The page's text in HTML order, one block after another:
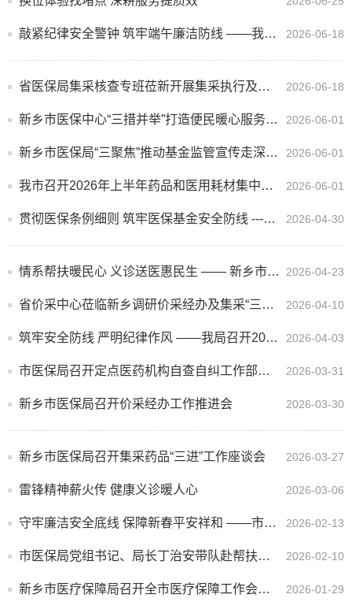
敲紧纪律安全警钟 筑牢端午廉洁防线 ——我局召开端午节节前廉政教育工作会 2026-06-18
省医保局集采核查专班莅新开展集采执行及价采经办体系专项调研 2026-06-18
新乡市医保中心“三措并举”打造便民暖心服务标杆 2026-06-01
新乡市医保局“三聚焦”推动基金监管宣传走深走实 2026-06-01
我市召开2026年上半年药品和医用耗材集中带量 采购工作暨培训会议 2026-06-01
贯彻医保条例细则 筑牢医保基金安全防线 ---市局组织开展医保基金监管集中宣传活动 2026-04-30
情系帮扶暖民心 义诊送医惠民生 —— 新乡市医保局赴帮扶村开展慰问与义诊活动 2026-04-23
省价采中心莅临新乡调研价采经办及集采“三进”工作 2026-04-10
筑牢安全防线 严明纪律作风 ——我局召开2026年清明节前警示教育会 2026-04-03
市医保局召开定点医药机构自查自纠工作部署会暨警示教育会 2026-03-31
新乡市医保局召开价采经办工作推进会 2026-03-30
新乡市医保局召开集采药品“三进”工作座谈会 2026-03-27
雷锋精神薪火传 健康义诊暖人心 2026-03-06
守牢廉洁安全底线 保障新春平安祥和 ——市医疗保障局召开2026年春节节前教育会 2026-02-13
市医保局党组书记、局长丁治安带队赴帮扶村开展走访慰问活动 2026-02-10
新乡市医疗保障局召开全市医疗保障工作会议 暨党风廉政建设和反腐败工作会议 2026-01-29